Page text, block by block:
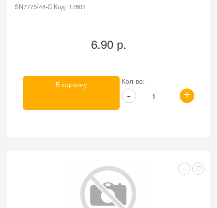
SN7775/44-C Код: 17601
6.90 р.
Кол-во:
+
-
В корзину